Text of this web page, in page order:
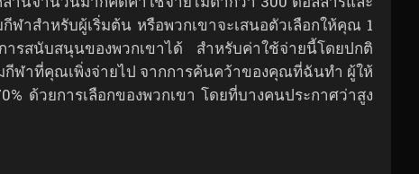
ฬาสำหรับผู้เริ่มต้น หรือพวกเขาจะเสนอตัวเลือกให้คุณ 1
สนับสนุนของพวกเขาได้ สำหรับค่าใช้จ่ายนี้โดยปกติ
มกีฬาที่คุณเพิ่งจ่ายไป จากการค้นคว้าของคุณที่ฉันทำ ผู้ให้
ด้วยการเลือกของพวกเขา โดยที่บางคนประกาศว่าสูง